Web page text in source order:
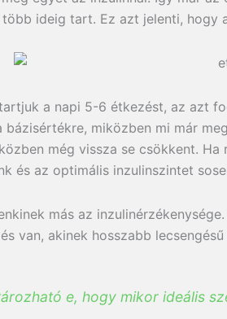
több ideig tart. Ez azt jelenti, hogy
a napi 5-6 étkezést, az azt
bázisértékre, miközben mi már
még vissza se csökkent.
és az optimális inzulinszintet
más az
van, akinek hosszabb
e, hogy mikor ideális